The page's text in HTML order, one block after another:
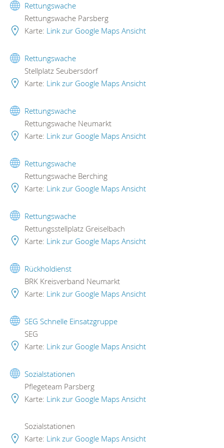
Rettungswache
Rettungswache Parsberg
Karte: Link zur Google Maps Ansicht
Rettungswache
Stellplatz Seubersdorf
Karte: Link zur Google Maps Ansicht
Rettungswache
Rettungswache Neumarkt
Karte: Link zur Google Maps Ansicht
Rettungswache
Rettungswache Berching
Karte: Link zur Google Maps Ansicht
Rettungswache
Rettungsstellplatz Greiselbach
Karte: Link zur Google Maps Ansicht
Rückholdienst
BRK Kreisverband Neumarkt
Karte: Link zur Google Maps Ansicht
SEG Schnelle Einsatzgruppe
SEG
Karte: Link zur Google Maps Ansicht
Sozialstationen
Pflegeteam Parsberg
Karte: Link zur Google Maps Ansicht
Sozialstationen
Karte: Link zur Google Maps Ansicht